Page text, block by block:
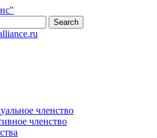
Search
членство
членство